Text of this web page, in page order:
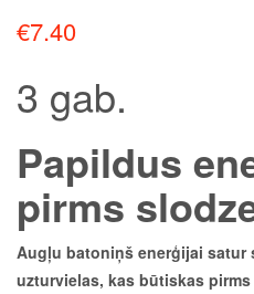
€7.40
3 gab.
Papildus
pirms
Augļu batoniņš enerģijai satur
uzturvielas, kas būtiskas